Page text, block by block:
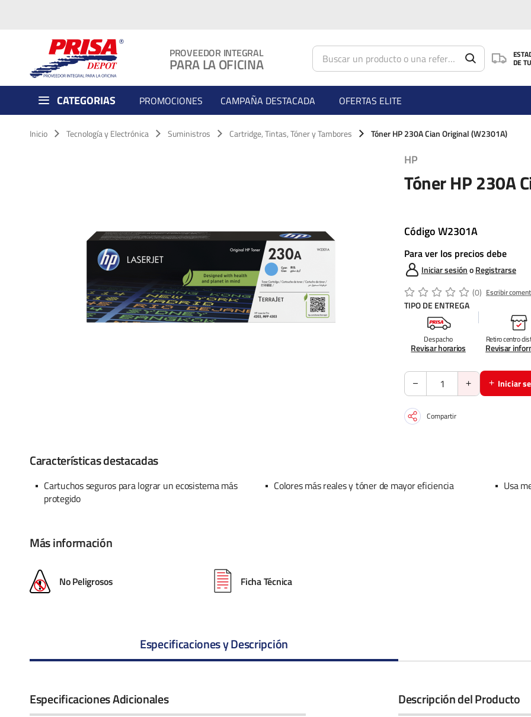
PROVEEDOR INTEGRAL
PARA LA OFICINA DE
CATEGORIAS PROMOCIONES CAMPAÑA DESTACADA OFERTAS ELITE
Inicio Tecnología y Electrónica Suministros Cartridge, Tintas, Tóner y Tambores Tóner HP 230A Cian Original (W2301A)
HP
Tóner HP 230A
CódigoW2301A
Para ver los precios debe
Iniciar sesiónoRegistrarse
(0) Escribir
TIPO DE ENTREGA
Despacho
Revisar horarios
Retiro centro
Revisar
Iniciar
Compartir
Características destacadas
Cartuchos seguros para lograr un ecosistema más
protegido
Colores más reales y tóner de mayor eficiencia Usa
Más información
No Peligrosos Ficha Técnica
Especificaciones y Descripción
Especificaciones Adicionales Descripción del Producto